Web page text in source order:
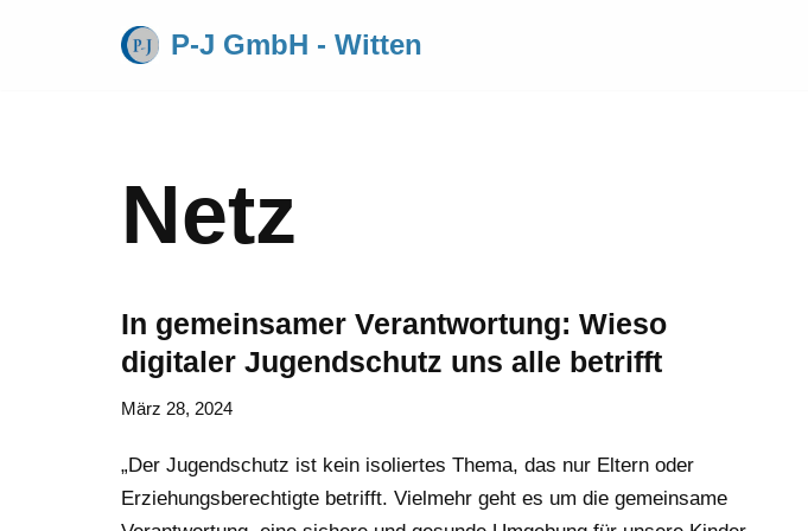
P-J GmbH - Witten
Netz
In gemeinsamer Verantwortung: Wieso
digitaler Jugendschutz uns alle betrifft
März 28, 2024
„Der Jugendschutz ist kein isoliertes Thema, das nur Eltern oder
Erziehungsberechtigte betrifft. Vielmehr geht es um die gemeinsame